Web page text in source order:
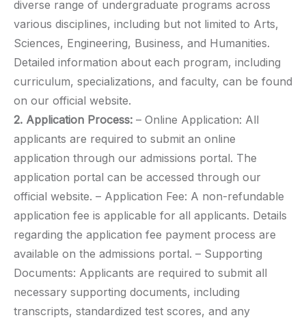
diverse range of undergraduate programs across
various disciplines, including but not limited to Arts,
Sciences, Engineering, Business, and Humanities.
Detailed information about each program, including
curriculum, specializations, and faculty, can be found
on our official website.
2. Application Process: – Online Application: All
applicants are required to submit an online
application through our admissions portal. The
application portal can be accessed through our
official website. – Application Fee: A non-refundable
application fee is applicable for all applicants. Details
regarding the application fee payment process are
available on the admissions portal. – Supporting
Documents: Applicants are required to submit all
necessary supporting documents, including
transcripts, standardized test scores, and any